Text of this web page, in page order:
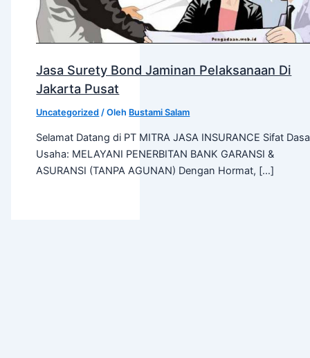
Jasa Surety Bond Jaminan Pelaksanaan Di
Jakarta Pusat
Uncategorized / Oleh Bustami Salam
Selamat Datang di PT MITRA JASA INSURANCE Sifat
Usaha: MELAYANI PENERBITAN BANK GARANSI &
ASURANSI (TANPA AGUNAN) Dengan Hormat, […]